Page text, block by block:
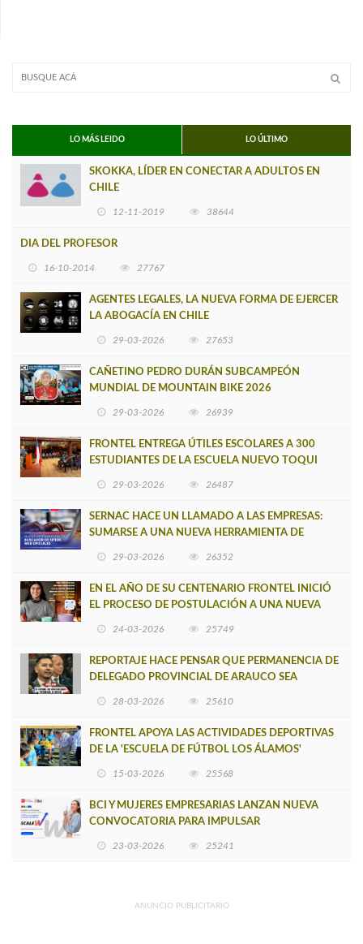
LO MÁS LEIDO LO ÚLTIMO
SKOKKA, LÍDER EN CONECTAR A ADULTOS EN
CHILE
12-11-2019 38644
DIA DEL PROFESOR
16-10-2014 27767
AGENTES LEGALES, LA NUEVA FORMA DE EJERCER
LA ABOGACÍA EN CHILE
29-03-2026 27653
CAÑETINO PEDRO DURÁN SUBCAMPEÓN
MUNDIAL DE MOUNTAIN BIKE 2026
29-03-2026 26939
FRONTEL ENTREGA ÚTILES ESCOLARES A 300
ESTUDIANTES DE LA ESCUELA NUEVO TOQUI
29-03-2026 26487
SERNAC HACE UN LLAMADO A LAS EMPRESAS:
SUMARSE A UNA NUEVA HERRAMIENTA DE
29-03-2026 26352
EN EL AÑO DE SU CENTENARIO FRONTEL INICIÓ
EL PROCESO DE POSTULACIÓN A UNA NUEVA
24-03-2026 25749
REPORTAJE HACE PENSAR QUE PERMANENCIA DE
DELEGADO PROVINCIAL DE ARAUCO SEA
28-03-2026 25610
FRONTEL APOYA LAS ACTIVIDADES DEPORTIVAS
DE LA 'ESCUELA DE FÚTBOL LOS ÁLAMOS'
15-03-2026 25568
BCI Y MUJERES EMPRESARIAS LANZAN NUEVA
CONVOCATORIA PARA IMPULSAR
23-03-2026 25241
ANUNCIO PUBLICITARIO